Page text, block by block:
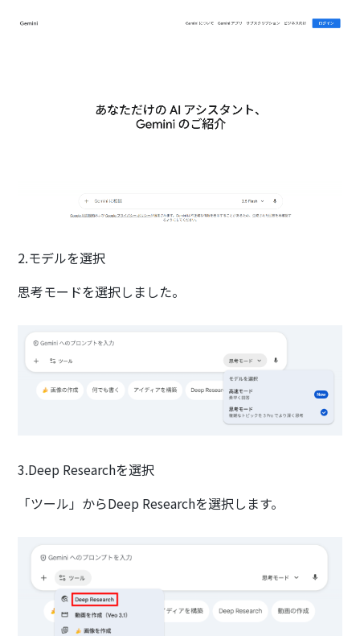
2.モデルを選択
思考モードを選択しました。
3.Deep Researchを選択
「ツール」からDeep Researchを選択します。